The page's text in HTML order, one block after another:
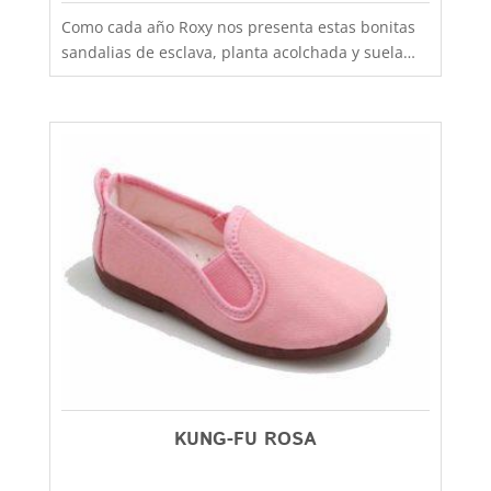
Como cada año Roxy nos presenta estas bonitas
sandalias de esclava, planta acolchada y suela
antideslizante, cuidando al máximo la calidad de
que podras perfectamente utilizarla también
estilo boho-chic con tira lisa que le da ese toque
practico, alegre y junenil que requieren tus looks
mas veraniegos. Este bonito modelo lo tienes
disponible desde la talla 36 hasta la 42, zapatos
bonitos para gente divertida, aquí en Capitán
Mlaspina la mejor calidad al mejor precio y con el
primer cambio siempre gratis.
KUNG-FU ROSA